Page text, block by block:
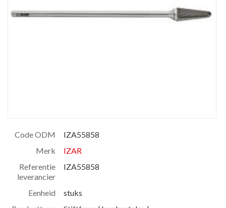
Code ODM
IZA55858
Merk
IZAR
Referentie
leverancier
IZA55858
Eenheid
stuks